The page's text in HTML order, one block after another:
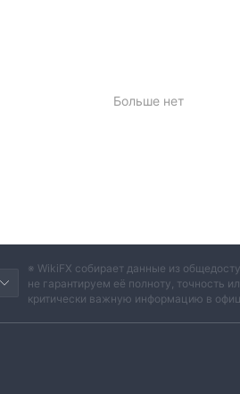
Больше нет
※ WikiFX собирает данные из
не гарантируем её полноту, точность
критически важную информацию в